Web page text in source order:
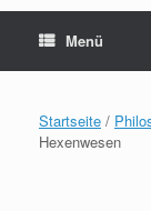
Menü
Startseite /
Hexenwesen